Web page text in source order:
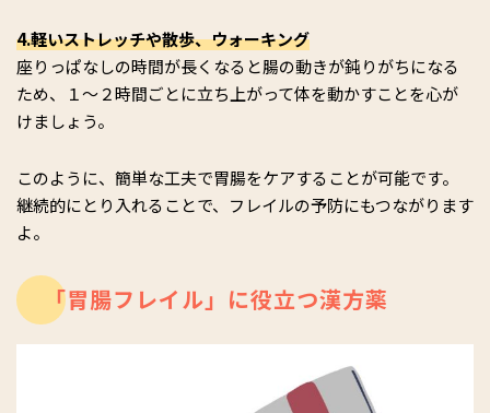
4.軽いストレッチや散歩、ウォーキング
座りっぱなしの時間が長くなると腸の動きが鈍りがちになる
ため、１～２時間ごとに立ち上がって体を動かすことを心が
けましょう。
このように、簡単な工夫で胃腸をケアすることが可能です。
継続的にとり入れることで、フレイルの予防にもつながります
よ。
「胃腸フレイル」に役立つ漢方薬